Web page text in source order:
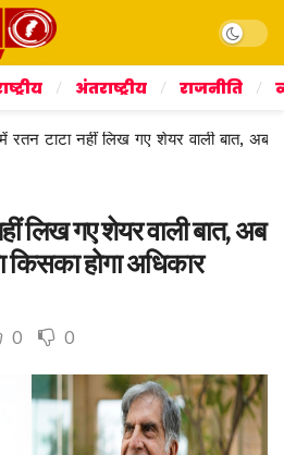
Dark
अंतराष्ट्रीय राजनीति
रतन टाटा नहीं लिख गए शेयर वाली बात, अब
लिख गए शेयर वाली बात, अब
किसका होगा अधिकार
0 0